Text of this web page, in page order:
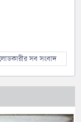
সব সংবাদ